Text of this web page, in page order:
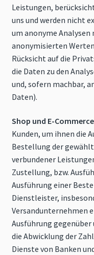
Leistungen,
uns und werden nicht
um anonyme
anonymisierten
Rücksicht auf die
die Daten zu den
und, sofern machbar,
Daten).
Shop und E-Commerce
Kunden, um ihnen die
Bestellung der
verbundener
Zustellung, bzw.
Ausführung einer
Dienstleister,
Versandunternehmen
Ausführung gegenüber
die Abwicklung der
Dienste von Banken